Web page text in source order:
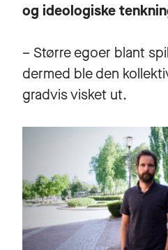
og ideologiske
– Større egoer blant
dermed ble den
gradvis visket ut.